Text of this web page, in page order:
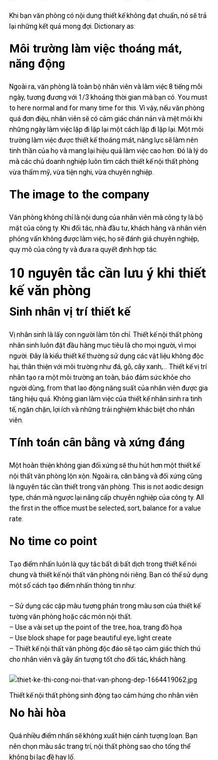
Khi bạn văn phòng có nội dung thiết kế không đạt chuẩn, nó sẽ trả
lại những kết quả mong đợi. Dictionary as:
Môi trường làm việc thoáng mát,
năng động
Ngoài ra, văn phòng là toàn bộ nhân viên và làm việc 8 tiếng mỗi
ngày, tương đương với 1/3 khoảng thời gian mà bạn có. You must
to here normal and for many time for this. Vì vậy, nếu văn phòng
quá đơn điệu, nhân viên sẽ có cảm giác chán nản và mệt mỏi khi
những ngày làm việc lặp đi lặp lại một cách lặp đi lặp lại. Một môi
trường làm việc được thiết kế thoáng mát, năng lực sẽ làm nên
tinh thần của họ và mang lại hiệu quả làm việc cao hơn. Đó là lý do
mà các chủ doanh nghiệp luôn tìm cách thiết kế nội thất phòng
vừa thẩm mỹ, vừa tiện nghi, vừa chuyên nghiệp.
The image to the company
Văn phòng không chỉ là nội dung của nhân viên mà công ty là bộ
mặt của công ty. Khi đối tác, nhà đầu tư, khách hàng và nhân viên
phỏng vấn không được làm việc, họ sẽ đánh giá chuyên nghiệp,
quy mô của công ty và đưa ra quyết định hợp tác.
10 nguyên tắc cần lưu ý khi thiết
kế văn phòng
Sinh nhân vị trí thiết kế
Vị nhân sinh là lấy con người làm tôn chỉ. Thiết kế nội thất phòng
nhân sinh luôn đặt đầu hàng mục tiêu là cho mọi người, vì mọi
người. Đây là kiểu thiết kế thường sử dụng các vật liệu không độc
hại, thân thiện với môi trường như đá, gỗ, cây xanh,… Thiết kế vị trí
nhân tạo ra một môi trường an toàn, bảo đảm sức khỏe cho
người dùng, from that lao động năng suất của nhân viên được gia
tăng hiệu quả. Không gian làm việc của thiết kế nhân sinh ra tinh
tế, ngăn chặn, lợi ích và những trải nghiệm khác biệt cho nhân
viên.
Tính toán cân bằng và xứng đáng
Một hoàn thiện không gian đối xứng sẽ thu hút hơn một thiết kế
nội thất văn phòng lộn xộn. Ngoài ra, cân bằng và đối xứng cũng
là nguyên tắc cần thiết trong văn phòng. This is not aodic design
type, chán mà ngược lại nâng cấp chuyên nghiệp của công ty. All
the first in the office must be selected, sort, balance for a value
rate.
No time co point
Tạo điểm nhấn luôn là quy tắc bất di bất dịch trong thiết kế nói
chung và thiết kế nội thất văn phòng nói riêng. Bạn có thể sử dụng
một số cách tạo điểm nhấn thông tin như:
– Sử dụng các cặp màu tương phản trong màu sơn của thiết kế
tường văn phòng hoặc các món nội thất.
– Use a vài set up the point of the tree, hoa, trang đồ họa
– Use block shape for page beautiful eye, light create
– Thiết kế nội thất văn phòng độc đáo sẽ tạo cảm giác thích thú
cho nhân viên và gây ấn tượng tốt cho đối tác, khách hàng.
Thiết kế nội thất phòng sinh động tạo cảm hứng cho nhân viên
No hài hòa
Quá nhiều điểm nhấn sẽ không xuất hiện cảnh tượng loạn. Bạn
nên chọn màu sắc trang trí, nội thất phòng sao cho tổng thể
không bị lạc đề hay lố.